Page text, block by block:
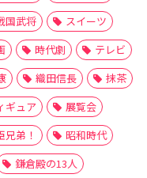
国武将
スイーツ
時代劇
テレビ
織田信長
抹茶
ギュア
展覧会
兄弟！
昭和時代
鎌倉殿の13人